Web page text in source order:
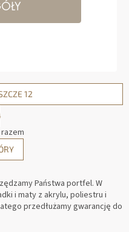
12
Państwa portfel. W
i maty z akrylu, poliestru i
przedłużamy gwarancję do